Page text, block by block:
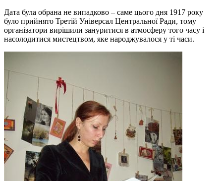
Дата була обрана не випадково – саме цього дня 1917 року
було прийнято Третій Універсал Центральної Ради, тому
організатори вирішили зануритися в атмосферу того часу і
насолодитися мистецтвом, яке народжувалося у ті часи.